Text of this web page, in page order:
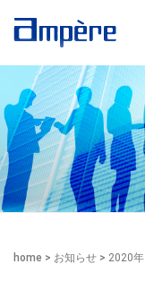
home > お知らせ > 2020年